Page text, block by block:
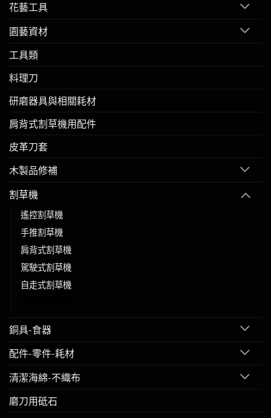
花藝工具
園藝資材
工具類
料理刀
研磨器具與相關耗材
肩背式割草機用配件
皮革刀套
木製品修補
割草機
遙控割草機
手推割草機
肩背式割草機
駕駛式割草機
自走式割草機
銅具-食器
配件-零件-耗材
清潔海綿-不織布
磨刀用砥石